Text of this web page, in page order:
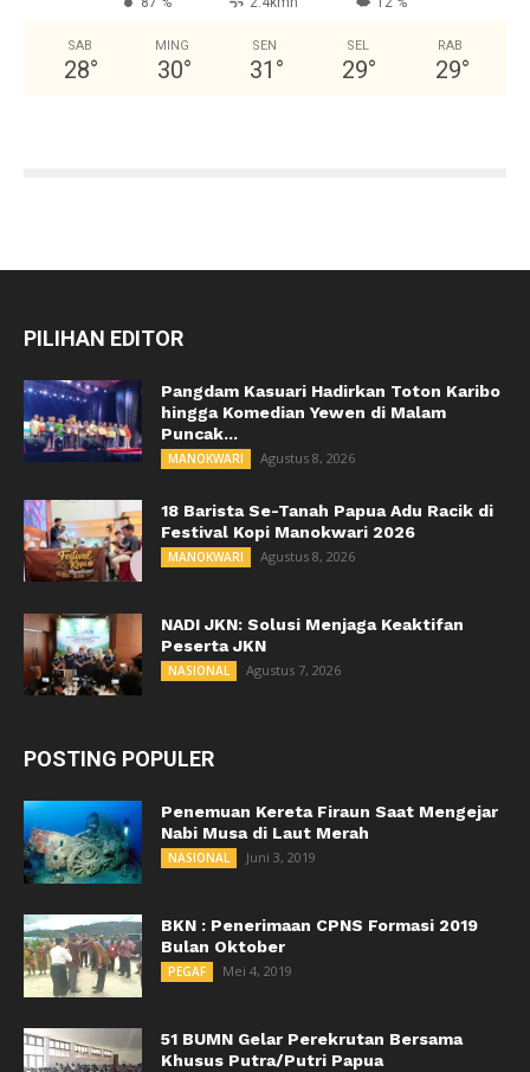
SAB
28°
MING
30°
SEN
31 °
SEL
29°
RAB
29°
PILIHAN EDITOR
Pangdam Kasuari Hadirkan Toton Karibo
hingga Komedian Yewen di Malam
Puncak...
MANOKWARI Agustus 8, 2026
18 Barista Se-Tanah Papua Adu Racik di
Festival Kopi Manokwari 2026
MANOKWARI Agustus 8, 2026
NADI JKN: Solusi Menjaga Keaktifan
Peserta JKN
NASIONAL Agustus 7, 2026
POSTING POPULER
Penemuan Kereta Firaun Saat Mengejar
Nabi Musa di Laut Merah
NASIONAL Juni 3, 2019
BKN : Penerimaan CPNS Formasi 2019
Bulan Oktober
PEGAF Mei 4, 2019
51 BUMN Gelar Perekrutan Bersama
Khusus Putra/Putri Papua